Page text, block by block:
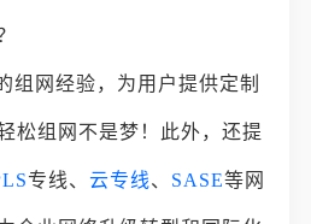
组网经验，为用户提供定制
松组网不是梦！此外，还提
专线、云专线、 SASE等网